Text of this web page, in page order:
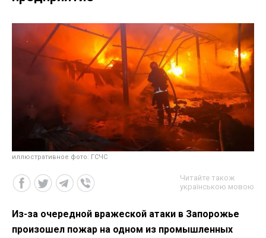
иллюстративное фото: ГСЧС
Читайте також
українською мовою
Из-за очередной вражеской атаки в Запорожье
произошел пожар на одном из промышленных